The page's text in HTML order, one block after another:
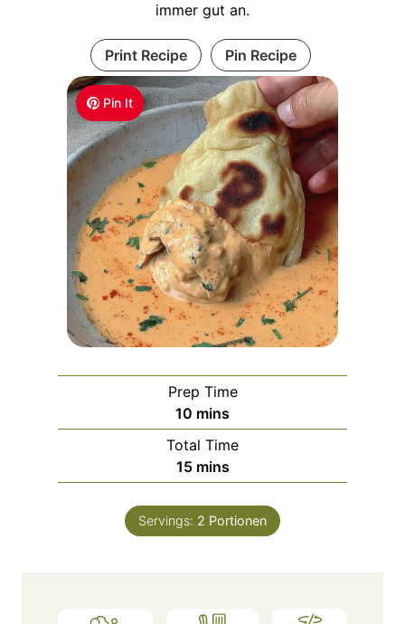
Pin It
immer gut an.
Print Recipe Pin Recipe
Prep Time
10 m
i
n
u
e
s
mins
Total Time
15m
i
n
u
mins
Servings: 2 Portionen